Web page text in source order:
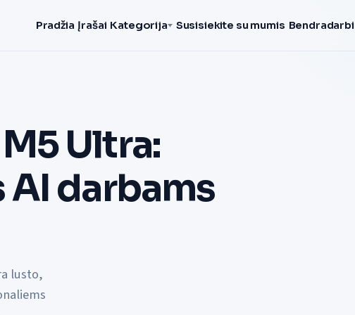
Pradžia Įrašai Kategorija Susisiekite su mumis
Ultra:
darbams
lusto,